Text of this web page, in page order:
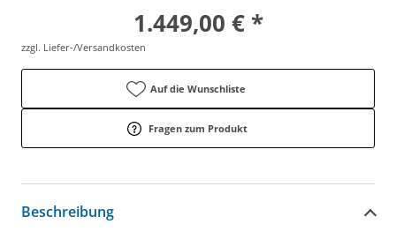
1.449,00 € *
zzgl. Liefer-/Versandkosten
Auf die Wunschliste
Fragen zum Produkt
Beschreibung